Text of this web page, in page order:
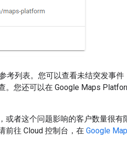
考列表。您可以查看未结突发事件
。您还可以在 Google Maps
或者这个问题影响的客户数量很
前往 Cloud 控制台，在 Google